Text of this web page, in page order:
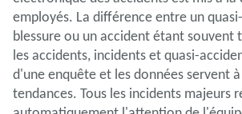
employés. La différence entre un
blessure ou un accident étant souvent
les accidents, incidents et quasi-
d'une enquête et les données servent
tendances. Tous les incidents majeurs